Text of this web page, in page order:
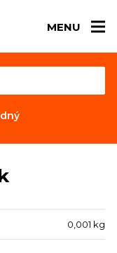
MENU
0,001 kg